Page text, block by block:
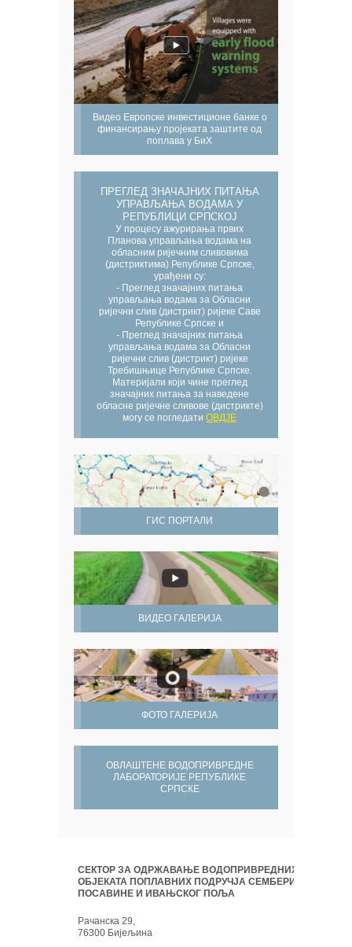
Видео Европске инвестиционе банке о
финансирању пројеката заштите од
поплава у БиХ
ПРЕГЛЕД ЗНАЧАЈНИХ ПИТАЊА
УПРАВЉАЊА ВОДАМА У
РЕПУБЛИЦИ СРПСКОЈ
У процесу ажурирања првих
Планова управљања водама на
обласним ријечним сливовима
(дистриктима) Републике Српске,
урађени су:
- Преглед значајних питања
управљања водама за Обласни
ријечни слив (дистрикт) ријеке Саве
Републике Српске и
- Преглед значајних питања
управљања водама за Обласни
ријечни слив (дистрикт) ријеке
Требишњице Републике Српске.
Материјали који чине преглед
значајних питања за наведене
обласне ријечне сливове (дистрикте)
могу се погледати ОВДЈЕ
ГИС ПОРТАЛИ
ВИДЕО ГАЛЕРИЈА
ФОТО ГАЛЕРИЈА
ОВЛАШТЕНЕ ВОДОПРИВРЕДНЕ
ЛАБОРАТОРИЈЕ РЕПУБЛИКЕ
СРПСКЕ
СЕКТОР ЗА ОДРЖАВАЊЕ ВОДОПРИВРЕДНИХ
ОБЈЕКАТА ПОПЛАВНИХ ПОДРУЧЈА СЕМБЕРИЈЕ,
ПОСАВИНЕ И ИВАЊСКОГ ПОЉА
Рачанска 29,
76300 Бијељина